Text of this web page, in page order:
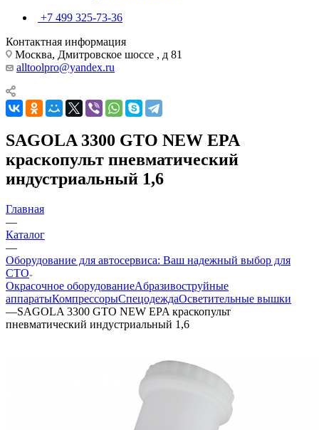
+7 499 325-73-36
Контактная информация
Москва, Дмитровское шоссе , д 81
alltoolpro@yandex.ru
SAGOLA 3300 GTO NEW EPA
краскопульт пневматический
индустриальный 1,6
Главная
—
Каталог
—
Оборудование для автосервиса: Ваш надежный выбор для
СТО
Окрасочное оборудованиеAбразивоструйные
аппаратыКомпрессорыСпецодеждаОсветительные вышки
—SAGOLA 3300 GTO NEW EPA краскопульт
пневматический индустриальный 1,6